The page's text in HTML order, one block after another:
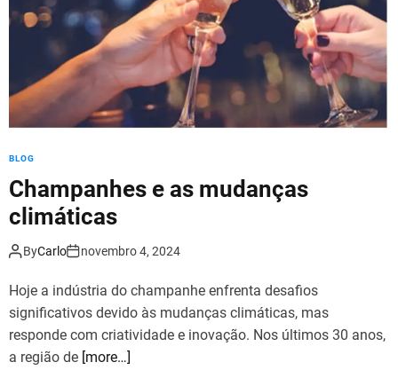
BLOG
Champanhes e as mudanças
climáticas
ByCarlo novembro 4, 2024
Hoje a indústria do champanhe enfrenta desafios
significativos devido às mudanças climáticas, mas
responde com criatividade e inovação. Nos últimos 30 anos,
a região de [more…]